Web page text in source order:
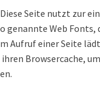
Diese Seite nutzt zur
o genannte Web
m Aufruf einer Seite
ihren Browsercache,
en.